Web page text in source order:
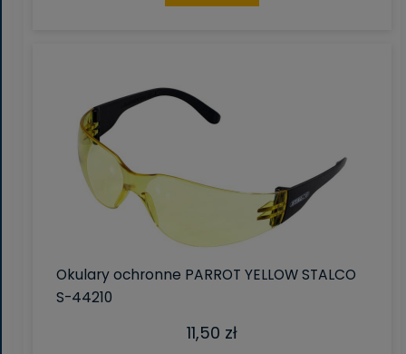
Okulary ochronne PARROT YELLOW STALCO
S-44210
11,50 zł